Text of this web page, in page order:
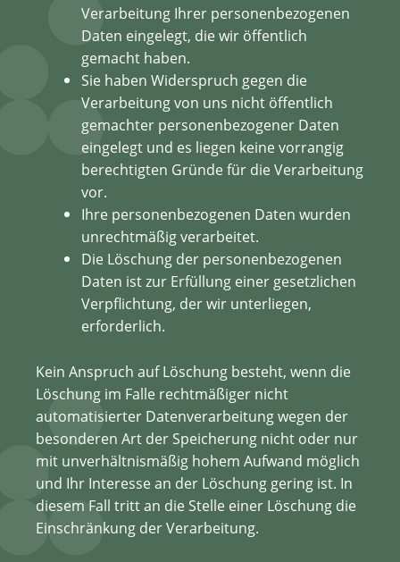
Verarbeitung Ihrer personenbezogenen
Daten eingelegt, die wir öffentlich
gemacht haben.
Sie haben Widerspruch gegen die
Verarbeitung von uns nicht öffentlich
gemachter personenbezogener Daten
eingelegt und es liegen keine vorrangig
berechtigten Gründe für die Verarbeitung
vor.
Ihre personenbezogenen Daten wurden
unrechtmäßig verarbeitet.
Die Löschung der personenbezogenen
Daten ist zur Erfüllung einer gesetzlichen
Verpflichtung, der wir unterliegen,
erforderlich.
Kein Anspruch auf Löschung besteht, wenn die
Löschung im Falle rechtmäßiger nicht
automatisierter Datenverarbeitung wegen der
besonderen Art der Speicherung nicht oder nur
mit unverhältnismäßig hohem Aufwand möglich
und Ihr Interesse an der Löschung gering ist. In
diesem Fall tritt an die Stelle einer Löschung die
Einschränkung der Verarbeitung.